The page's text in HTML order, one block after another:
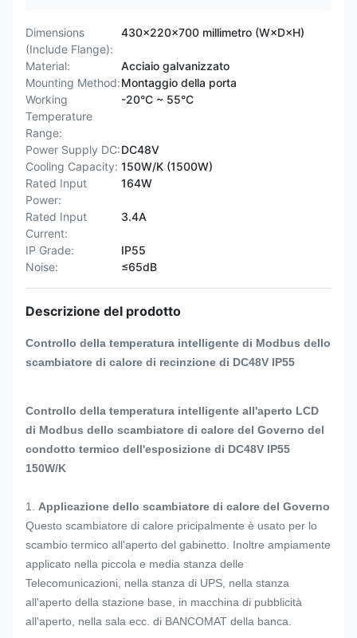
Dimensions
(Include Flange):
430×220×700 millimetro (W×D×H)
Material:
Acciaio galvanizzato
Mounting Method:Montaggio della porta
Working
Temperature
Range:
-20°C ~ 55°C
Power Supply DC:DC48V
Cooling Capacity: 150W/K (1500W)
Rated Input
Power:
164W
Rated Input
Current:
3.4A
IP Grade:
IP55
Noise:
≤65dB
Descrizione del prodotto
Controllo della temperatura intelligente di Modbus dello
scambiatore di calore di recinzione di DC48V IP55
Controllo della temperatura intelligente all'aperto LCD
di Modbus dello scambiatore di calore del Governo del
condotto termico dell'esposizione di DC48V IP55
150W/K
1. Applicazione dello scambiatore di calore del Governo
Questo scambiatore di calore pricipalmente è usato per lo
scambio termico all'aperto del gabinetto. Inoltre ampiamente
applicato nella piccola e media stanza delle
Telecomunicazioni, nella stanza di UPS, nella stanza
all'aperto della stazione base, in macchina di pubblicità
all'aperto, nella sala ecc. di BANCOMAT della banca.